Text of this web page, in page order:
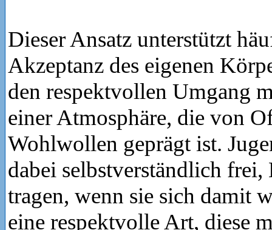
Dieser Ansatz unterstützt
Akzeptanz des eigenen
den respektvollen Umgang
einer Atmosphäre, die von
Wohlwollen geprägt ist.
dabei selbstverständlich
tragen, wenn sie sich damit
eine respektvolle Art, diese